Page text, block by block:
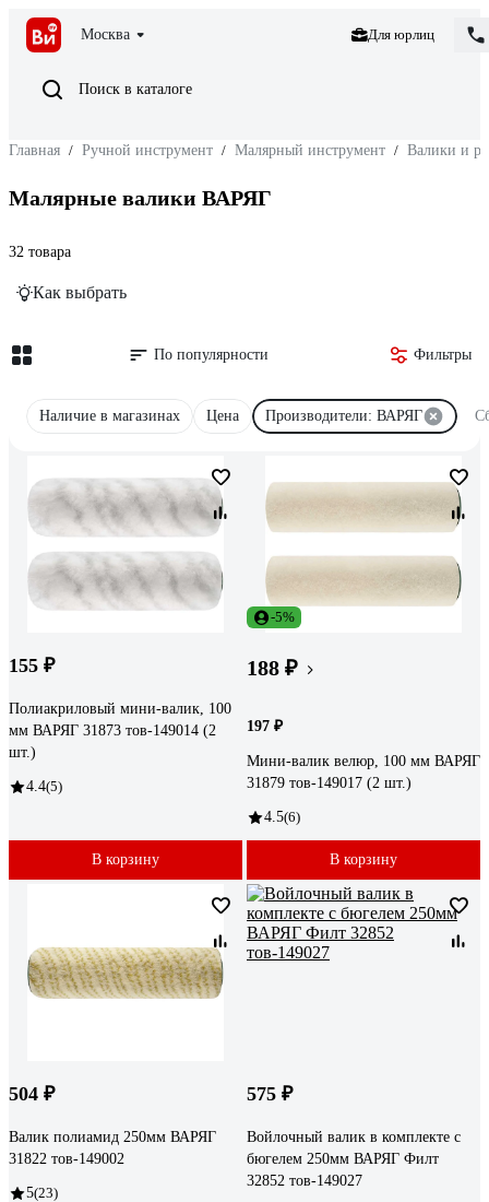
Москва Для юрлиц
Поиск в каталоге
Главная / Ручной инструмент / Малярный инструмент / Валики и
Малярные валики ВАРЯГ
32 товара
Как выбрать
По популярности Фильтры
Наличие в магазинах Цена Производители: ВАРЯГ
155 ₽
Полиакриловый мини-валик, 100
мм ВАРЯГ 31873 тов-149014 (2
шт.)
4.4(5)
В корзину
-5%
188 ₽
197 ₽
Мини-валик велюр, 100 мм ВАРЯГ
31879 тов-149017 (2 шт.)
4.5(6)
В корзину
504 ₽
Валик полиамид 250мм ВАРЯГ
31822 тов-149002
5(23)
575 ₽
Войлочный валик в комплекте с
бюгелем 250мм ВАРЯГ Филт
32852 тов-149027